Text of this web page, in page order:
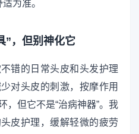
为准。
”，但别神化它
错的日常头皮和头发护理
对头皮的刺激，按摩作用
，但它不是“治病神器”。我
皮护理，缓解轻微的疲劳